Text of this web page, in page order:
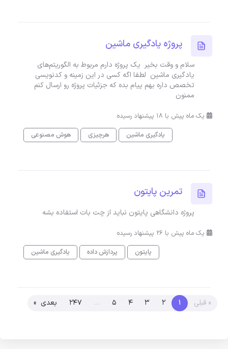
پروژه یادگیری ماشین
سلام و وقت بخیر یک پروژه دارم مربوط به الگوریتم‌های
یادگیری ماشین لطفا اگه کسی در این زمینه و کدنویسی
تخصص داره بهم پیام بده که جزئیات پروژه رو ارسال کنم
ممنون
یک ماه پیش با 18 پیشنهاد رسیده
یادگیری ماشین
هرچیزی هوش مصنوعی
تمرین پایتون
پروژه دانشگاهی پایتون نباید از چت بات استفاده بشه
یک ماه پیش با 26 پیشنهاد رسیده
پایتون
پردازش داده یادگیری ماشین
« قبلی 1
2
3
4
5
…
247 بعدی »